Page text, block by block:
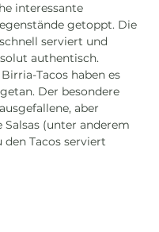
interessante
getoppt. Die
serviert und
authentisch.
Tacos haben es
Der besondere
aber
Salsas (unter anderem
den Tacos serviert